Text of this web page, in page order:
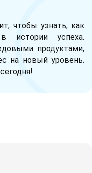
чтобы узнать, как
истории успеха.
продуктами,
на новый уровень.